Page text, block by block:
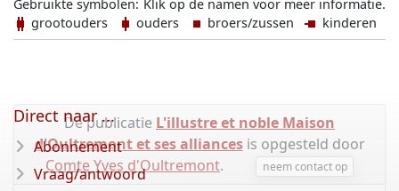
Klik op de namen voor meer informatie.
Gebruikte symbolen:
grootouders
ouders broers/zussen kinderen
De publicatie L'illustre et noble Maison
d'Oultremont et ses alliancesis opgesteld door
Comte Yves d'Oultremont. neem contact op
Direct naar ...
Abonnement
Vraag/antwoord